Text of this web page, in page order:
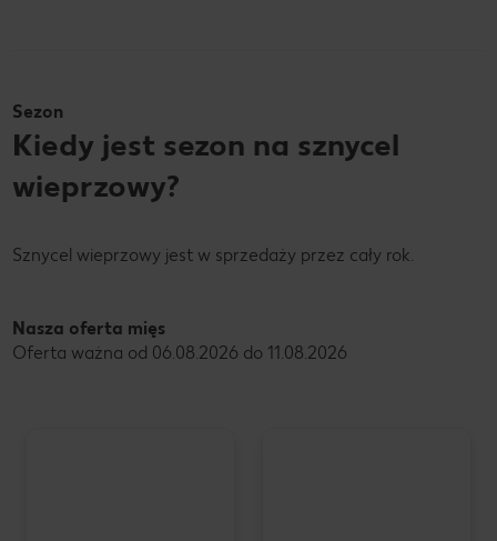
Sezon
Kiedy jest sezon na sznycel
wieprzowy?
Sznycel wieprzowy jest w sprzedaży przez cały rok.
Nasza oferta mięs
Oferta ważna od 06.08.2026 do 11.08.2026